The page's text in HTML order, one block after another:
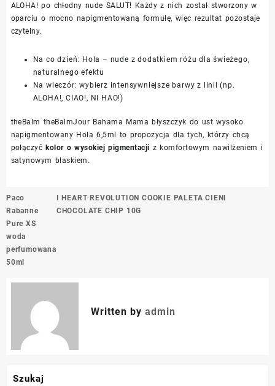
ALOHA! po chłodny nude SALUT! Każdy z nich został stworzony w
oparciu o mocno napigmentowaną formułę, więc rezultat pozostaje
czytelny.
Na co dzień: Hola – nude z dodatkiem różu dla świeżego,
naturalnego efektu
Na wieczór: wybierz intensywniejsze barwy z linii (np.
ALOHA!, CIAO!, NI HAO!)
theBalm theBalmJour Bahama Mama błyszczyk do ust wysoko
napigmentowany Hola 6,5ml to propozycja dla tych, którzy chcą
połączyćkolor o wysokiej pigmentacji z komfortowym nawilżeniem i
satynowym blaskiem.
Nawigacja
wpisu
Paco
Rabanne
Pure XS
woda
perfumowana
50ml
I HEART REVOLUTION COOKIE PALETA CIENI
CHOCOLATE CHIP 10G
Written by admin
Szukaj